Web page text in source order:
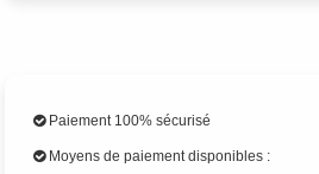
Paiement 100% sécurisé
Moyens de paiement disponibles :